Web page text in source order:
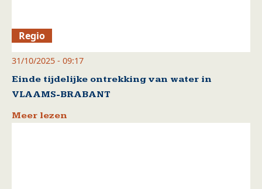
Regio
31/10/2025 - 09:17
Einde tijdelijke ontrekking van water in
VLAAMS-BRABANT
Meer lezen